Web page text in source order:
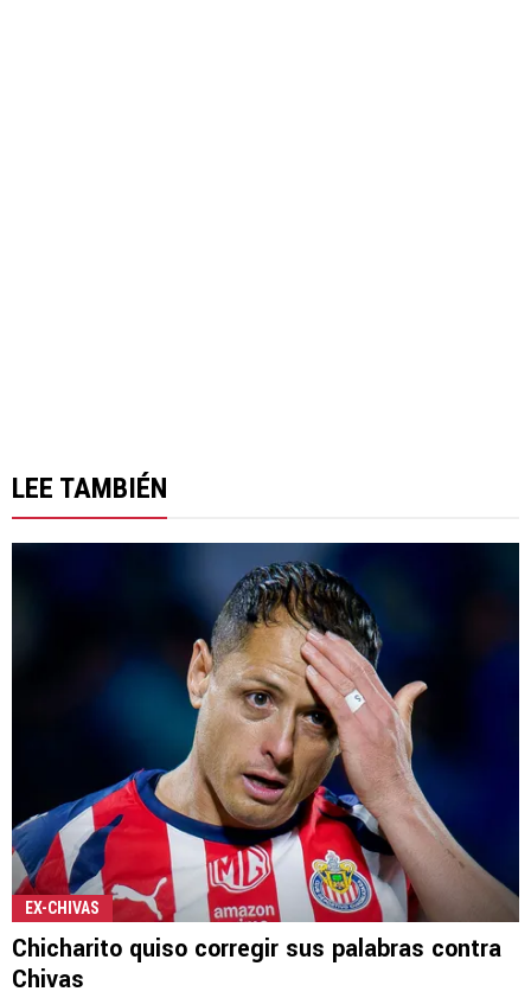
LEE TAMBIÉN
EX-CHIVAS
Chicharito quiso corregir sus palabras contra
Chivas